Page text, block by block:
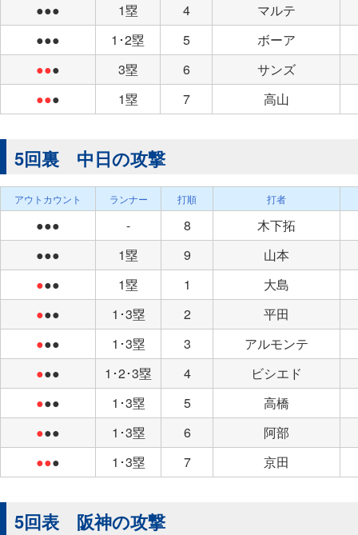
●●●
1塁 4
マルテ
●●●
1･2塁 5
ボーア
●●● 3塁 6
サンズ
●●● 1塁 7 高山
5回裏 中日の攻撃
アウトカウント ランナー 打順 打者
●●● - 8
木下拓
●●●
1塁 9
山本
●●● 1塁 1
大島
●●● 1･3塁 2
平田
●●● 1･3塁 3
アルモンテ
●●● 1･2･3塁 4
ビシエド
●●● 1･3塁 5
高橋
●●● 1･3塁 6
阿部
●●● 1･3塁 7 京田
5回表 阪神の攻撃